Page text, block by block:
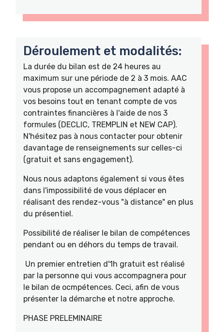
Déroulement et modalités:
La durée du bilan est de 24 heures au
maximum sur une période de 2 à 3 mois. AAC
vous propose un accompagnement adapté à
vos besoins tout en tenant compte de vos
contraintes financières à l'aide de nos 3
formules (DECLIC, TREMPLIN et NEW CAP).
N'hésitez pas à nous contacter pour obtenir
davantage de renseignements sur celles-ci
(gratuit et sans engagement).
Nous nous adaptons également si vous êtes
dans l'impossibilité de vous déplacer en
réalisant des rendez-vous "à distance" en plus
du présentiel.
Possibilité de réaliser le bilan de compétences
pendant ou en déhors du temps de travail.
Un premier entretien d'1h gratuit est réalisé
par la personne qui vous accompagnera pour
le bilan de ocmpétences. Ceci, afin de vous
présenter la démarche et notre approche.
PHASE PRELEMINAIRE